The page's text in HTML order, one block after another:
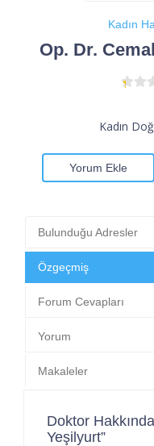
Kadın
Op. Dr.
Kadın
Yorum Ekle
Bulunduğu Adresler
Özgeçmiş
Forum Cevapları
Yorum
Makaleler
Doktor
Yeşilyurt”